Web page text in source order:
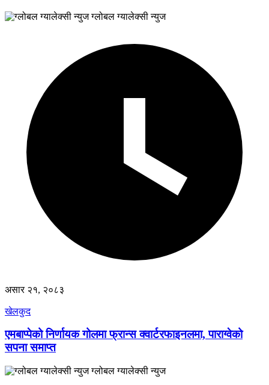
ग्लोबल ग्यालेक्सी न्युज
असार २१, २०८३
खेलकुद
एमबाप्पेको निर्णायक गोलमा फ्रान्स क्वार्टरफाइनलमा, पाराग्वेको
सपना समाप्त
ग्लोबल ग्यालेक्सी न्युज